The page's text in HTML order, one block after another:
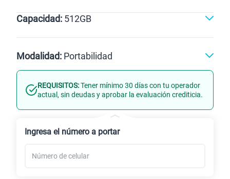
Dorado
Capacidad: 512GB
512GB
Modalidad: Portabilidad
Línea Nueva Portabilidad
REQUISITOS:Tener mínimo 30 días con tu operador
actual, sin deudas y aprobar la evaluación crediticia.
Ingresa el número a portar